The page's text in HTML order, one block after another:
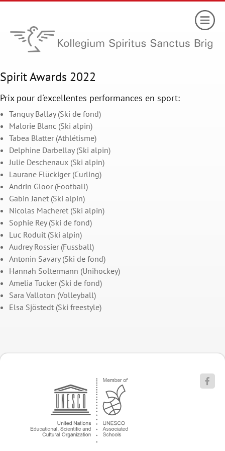
Spirit Awards 2022
Prix pour d'excellentes performances en sport:
Tanguy Ballay (Ski de fond)
Malorie Blanc (Ski alpin)
Tabea Blatter (Athlétisme)
Delphine Darbellay (Ski alpin)
Julie Deschenaux (Ski alpin)
Laurane Flückiger (Curling)
Andrin Gloor (Football)
Gabin Janet (Ski alpin)
Nicolas Macheret (Ski alpin)
Sophie Rey (Ski de fond)
Luc Roduit (Ski alpin)
Audrey Rossier (Fussball)
Antonin Savary (Ski de fond)
Hannah Soltermann (Unihockey)
Amelia Tucker (Ski de fond)
Sara Valloton (Volleyball)
Elsa Sjöstedt (Ski freestyle)
